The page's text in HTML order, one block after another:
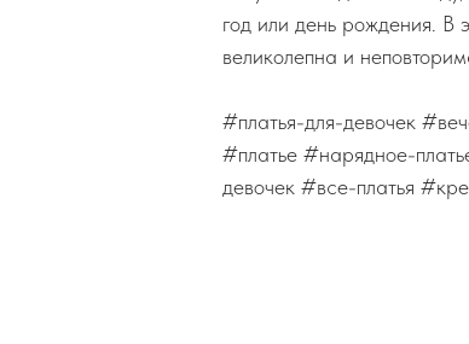
год или день рождения. В
великолепна и
#платья-для-девочек
#платье #нарядное-
девочек #все-платья